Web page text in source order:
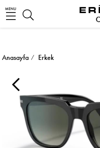
MENU
Anasayfa Erkek